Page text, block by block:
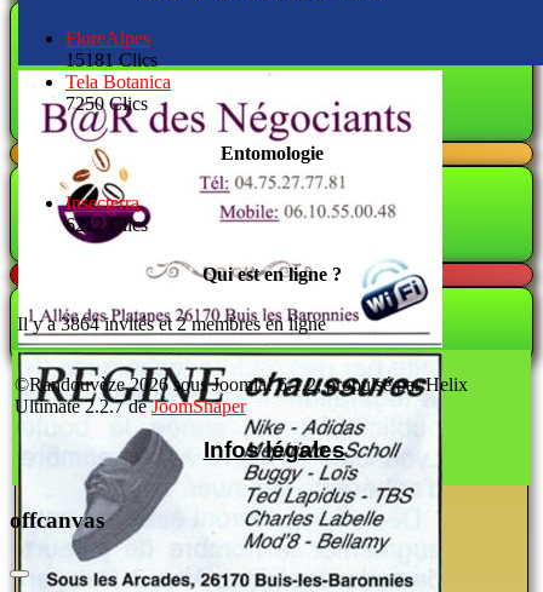
FloreAlpes
15181 Clics
Tela Botanica
7250 Clics
Entomologie
Insecterra
6212 Clics
Qui est en ligne ?
Il y a 3864 invités et 2 membres en ligne
©Randouvèze 2026 sous Joomla! 6.1.2; propulsé par Helix
Ultimate 2.2.7 deJoomShaper
Infos légales
offcanvas